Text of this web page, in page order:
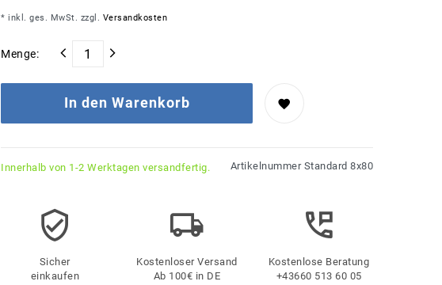
* inkl. ges. MwSt. zzgl. Versandkosten
Menge:
In den Warenkorb
Innerhalb von 1-2 Werktagen versandfertig. Artikelnummer Standard 8x80
Sicher
einkaufen
Kostenloser Versand
Ab 100€ in DE
Kostenlose Beratung
+43660 513 60 05